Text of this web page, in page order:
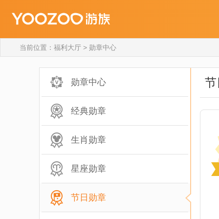
当前位置： 福利大厅 > 勋章中心
勋章中心
经典勋章
生肖勋章
星座勋章
节日勋章
节